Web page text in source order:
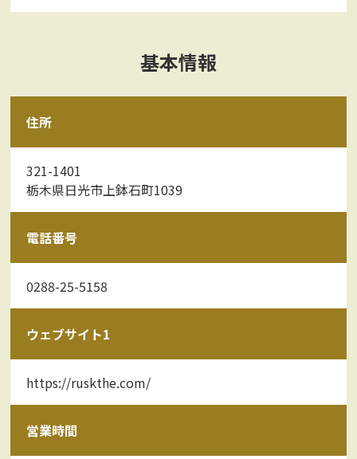
基本情報
住所
321-1401
栃木県日光市上鉢石町1039
電話番号
0288-25-5158
ウェブサイト1
https://ruskthe.com/
営業時間